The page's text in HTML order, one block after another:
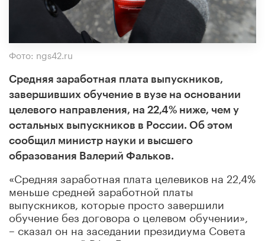
Фото: ngs42.ru
Средняя заработная плата выпускников,
завершивших обучение в вузе на основании
целевого направления, на 22,4% ниже, чем у
остальных выпускников в России. Об этом
сообщил министр науки и высшего
образования Валерий Фальков.
«Средняя заработная плата целевиков на 22,4%
меньше средней заработной платы
выпускников, которые просто завершили
обучение без договора о целевом обучении»,
– сказал он на заседании президиума Совета